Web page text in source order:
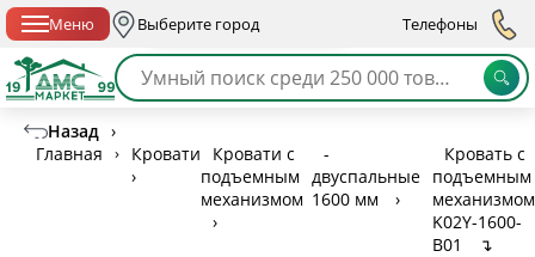
Меню Выберите город Телефоны
Назад ›
Главная
›
Кровати
›
Кровати с
подъемным
механизмом
›
-
двуспальные
1600 мм
›
Кровать с
подъемным
механизмом
K02Y-1600-
B01
↴